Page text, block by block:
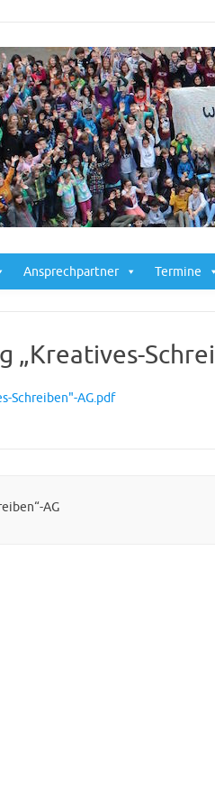
Ansprechpartner Termine
„Kreatives-
Schreiben"-AG.pdf
AG